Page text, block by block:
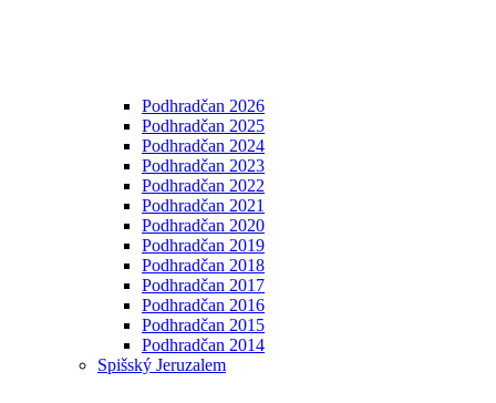
Podhradčan 2026
Podhradčan 2025
Podhradčan 2024
Podhradčan 2023
Podhradčan 2022
Podhradčan 2021
Podhradčan 2020
Podhradčan 2019
Podhradčan 2018
Podhradčan 2017
Podhradčan 2016
Podhradčan 2015
Podhradčan 2014
Spišský Jeruzalem